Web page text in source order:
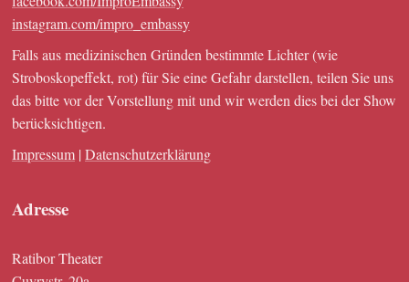
instagram.com/impro_embassy
Falls aus medizinischen Gründen bestimmte Lichter (wie
Stroboskopeffekt, rot) für Sie eine Gefahr darstellen, teilen Sie uns
das bitte vor der Vorstellung mit und wir werden dies bei der Show
berücksichtigen.
Impressum | Datenschutzerklärung
Adresse
Ratibor Theater